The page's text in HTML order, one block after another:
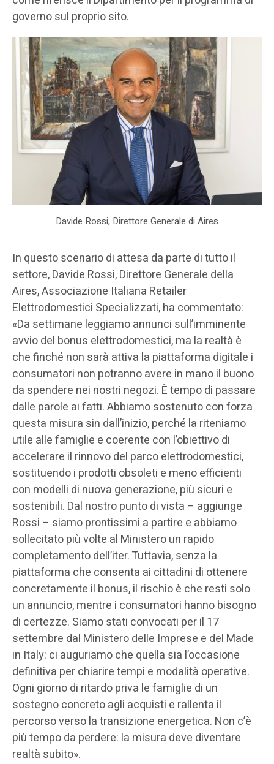
governo sul proprio sito.
Davide Rossi, Direttore Generale di Aires
In questo scenario di attesa da parte di tutto il
settore, Davide Rossi, Direttore Generale della
Aires, Associazione Italiana Retailer
Elettrodomestici Specializzati, ha commentato:
«Da settimane leggiamo annunci sull’imminente
avvio del bonus elettrodomestici, ma la realtà è
che finché non sarà attiva la piattaforma digitale i
consumatori non potranno avere in mano il buono
da spendere nei nostri negozi. È tempo di passare
dalle parole ai fatti. Abbiamo sostenuto con forza
questa misura sin dall’inizio, perché la riteniamo
utile alle famiglie e coerente con l’obiettivo di
accelerare il rinnovo del parco elettrodomestici,
sostituendo i prodotti obsoleti e meno efficienti
con modelli di nuova generazione, più sicuri e
sostenibili. Dal nostro punto di vista – aggiunge
Rossi – siamo prontissimi a partire e abbiamo
sollecitato più volte al Ministero un rapido
completamento dell’iter. Tuttavia, senza la
piattaforma che consenta ai cittadini di ottenere
concretamente il bonus, il rischio è che resti solo
un annuncio, mentre i consumatori hanno bisogno
di certezze. Siamo stati convocati per il 17
settembre dal Ministero delle Imprese e del Made
in Italy: ci auguriamo che quella sia l’occasione
definitiva per chiarire tempi e modalità operative.
Ogni giorno di ritardo priva le famiglie di un
sostegno concreto agli acquisti e rallenta il
percorso verso la transizione energetica. Non c’è
più tempo da perdere: la misura deve diventare
realtà subito».